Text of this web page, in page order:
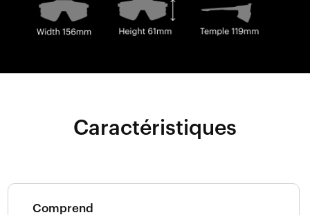
Caractéristiques
Comprend